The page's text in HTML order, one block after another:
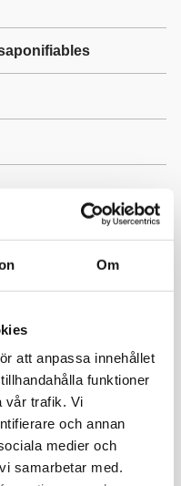
Om
att anpassa innehållet
funktioner
vår trafik. Vi
och annan
medier och
samarbetar med.